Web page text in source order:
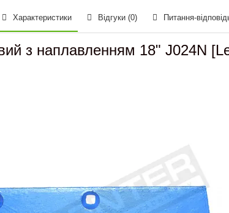
Характеристики Відгуки (0) Питання-
з наплавленням 18" J024N